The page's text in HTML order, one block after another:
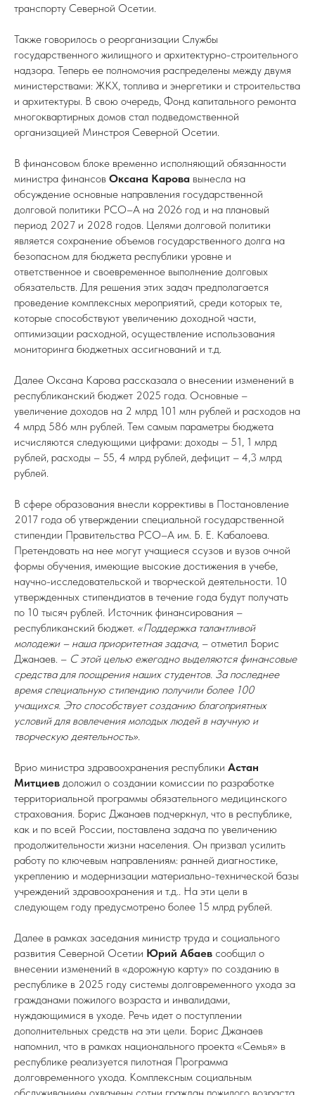
транспорту Северной Осетии.
Также говорилось о реорганизации Службы
государственного жилищного и архитектурно-строительного
надзора. Теперь ее полномочия распределены между двумя
министерствами: ЖКХ, топлива и энергетики и строительства
и архитектуры. В свою очередь, Фонд капитального ремонта
многоквартирных домов стал подведомственной
организацией Минстроя Северной Осетии.
В финансовом блоке временно исполняющий обязанности
министра финансов Оксана Карова вынесла на
обсуждение основные направления государственной
долговой политики РСО–А на 2026 год и на плановый
период 2027 и 2028 годов. Целями долговой политики
является сохранение объемов государственного долга на
безопасном для бюджета республики уровне и
ответственное и своевременное выполнение долговых
обязательств. Для решения этих задач предполагается
проведение комплексных мероприятий, среди которых те,
которые способствуют увеличению доходной части,
оптимизации расходной, осуществление использования
мониторинга бюджетных ассигнований и т.д.
Далее Оксана Карова рассказала о внесении изменений в
республиканский бюджет 2025 года. Основные –
увеличение доходов на 2 млрд 101 млн рублей и расходов на
4 млрд 586 млн рублей. Тем самым параметры бюджета
исчисляются следующими цифрами: доходы – 51, 1 млрд
рублей, расходы – 55, 4 млрд рублей, дефицит – 4,3 млрд
рублей.
В сфере образования внесли коррективы в Постановление
2017 года об утверждении специальной государственной
стипендии Правительства РСО–А им. Б. Е. Кабалоева.
Претендовать на нее могут учащиеся ссузов и вузов очной
формы обучения, имеющие высокие достижения в учебе,
научно-исследовательской и творческой деятельности. 10
утвержденных стипендиатов в течение года будут получать
по 10 тысяч рублей. Источник финансирования –
республиканский бюджет. «Поддержка талантливой
молодежи – наша приоритетная задача, – отметил Борис
Джанаев. – С этой целью ежегодно выделяются финансовые
средства для поощрения наших студентов. За последнее
время специальную стипендию получили более 100
учащихся. Это способствует созданию благоприятных
условий для вовлечения молодых людей в научную и
творческую деятельность».
Врио министра здравоохранения республики Астан
Митциев доложил о создании комиссии по разработке
территориальной программы обязательного медицинского
страхования. Борис Джанаев подчеркнул, что в республике,
как и по всей России, поставлена задача по увеличению
продолжительности жизни населения. Он призвал усилить
работу по ключевым направлениям: ранней диагностике,
укреплению и модернизации материально-технической базы
учреждений здравоохранения и т.д.. На эти цели в
следующем году предусмотрено более 15 млрд рублей.
Далее в рамках заседания министр труда и социального
развития Северной Осетии Юрий Абаев сообщил о
внесении изменений в «дорожную карту» по созданию в
республике в 2025 году системы долговременного ухода за
гражданами пожилого возраста и инвалидами,
нуждающимися в уходе. Речь идет о поступлении
дополнительных средств на эти цели. Борис Джанаев
напомнил, что в рамках национального проекта «Семья» в
республике реализуется пилотная Программа
долговременного ухода. Комплексным социальным